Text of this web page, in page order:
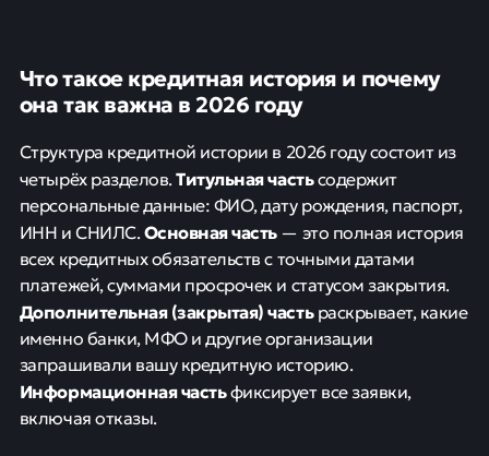
Что такое кредитная история и почему
она так важна в 2026 году
Структура кредитной истории в 2026 году состоит из
четырёх разделов.Титульная частьсодержит
персональные данные: ФИО, дату рождения, паспорт,
ИНН и СНИЛС.Основная часть— это полная история
всех кредитных обязательств с точными датами
платежей, суммами просрочек и статусом закрытия.
Дополнительная (закрытая) частьраскрывает, какие
именно банки, МФО и другие организации
запрашивали вашу кредитную историю.
Информационная частьфиксирует все заявки,
включая отказы.